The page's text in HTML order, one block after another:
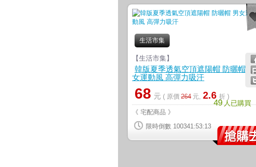
生活市集
49人已購買
【生活市集】
韓版夏季透氣空頂遮陽帽 防曬帽 男
女運動風 高彈力吸汗
68 元 ( 原價 264 元, 2.6 折 )
《 宅配商品 》
限時倒數 100341:53:12